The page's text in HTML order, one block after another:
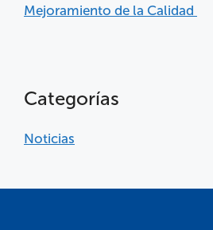
Mejoramiento de la Calidad
Categorías
Noticias